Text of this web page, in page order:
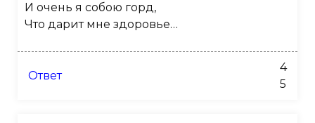
И очень я собою горд,
Что дарит мне здоровье…
Ответ
4
5